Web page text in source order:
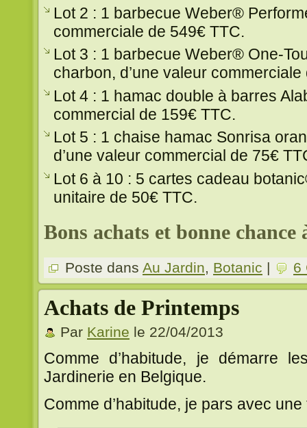
Lot 2 : 1 barbecue Weber®
commerciale de 549€ TTC.
Lot 3 : 1 barbecue Weber® One-
charbon, d’une valeur
Lot 4 : 1 hamac double à barres
commercial de 159€ TTC.
Lot 5 : 1 chaise hamac Sonrisa
d’une valeur commercial de 75€
Lot 6 à 10 : 5 cartes cadeau
unitaire de 50€ TTC.
Bons achats et bonne chance
Poste dans Au Jardin, Botanic | 6
Achats de Printemps
Par Karine le 22/04/2013
Comme d’habitude, je démarre
Jardinerie en Belgique.
Comme d’habitude, je pars avec